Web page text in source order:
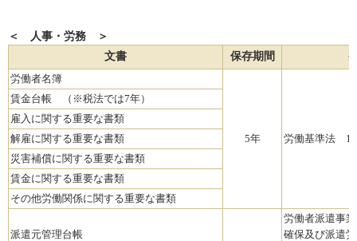
＜ 人事・労務 ＞
文書
保存期間
労働者名簿
5年 労働基準法
賃金台帳 （※税法では7年）
雇入に関する重要な書類
解雇に関する重要な書類
災害補償に関する重要な書類
賃金に関する重要な書類
その他労働関係に関する重要な書類
派遣元管理台帳
労働者派遣事
確保及び派遣